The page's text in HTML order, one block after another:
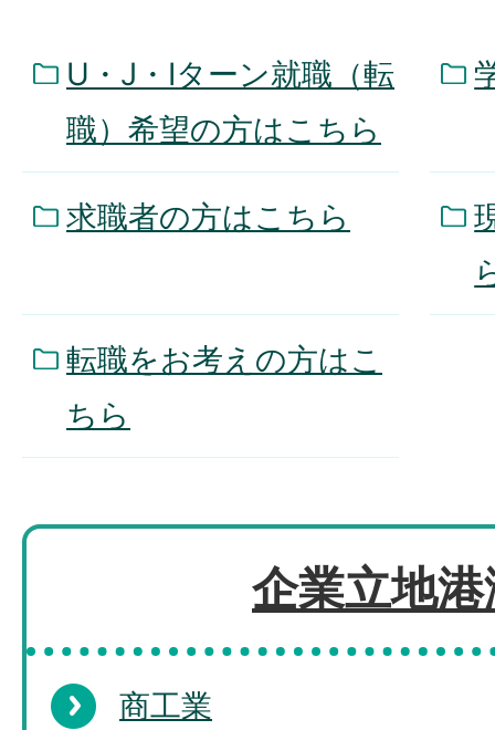
U・J・Iターン就職（転
職）希望の方はこちら
求職者の方はこちら
転職をお考えの方はこ
ちら
企業立地
商工業